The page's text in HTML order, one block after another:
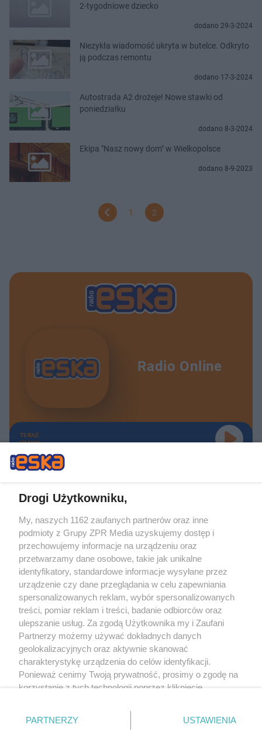
2-tygodniowe dziecko
dodano 29-3-2024
Niezykła wiadomość ukryta w butelce. Odkryto
ją podczas remontu
dodano 17-3-2024
Autostrada A2 drożeje! Nowe stawki od
poniedziałku
dodano 8-3-2024
Ekipa "Nasz nowy dom" w Wielkopolsce
dodano 8-9-2023
1 2
Radio Online
TERAZ
GRAMY
Żaden utwór zamieszczony w serwisie nie może być powielany i
rozpowszechniany lub dalej rozpowszechniany w jakikolwiek sposób (w
tym także elektroniczny lub mechaniczny) na jakimkolwiek polu
eksploatacji w jakiejkolwiek formie, włącznie z umieszczaniem w Internecie
bez pisemnej zgody właściciela praw. Jakiekolwiek użycie lub
wykorzystanie utworów w całości lub w części z naruszeniem prawa, tzn.
bez właściwej zgody, jest zabronione pod groźbą kary i może być ścigane
prawnie.
O nas
Drogi Użytkowniku,
My, naszych 1162 zaufanych partnerów oraz inne
podmioty z Grupy ZPR Media uzyskujemy dostęp i
przechowujemy informacje na urządzeniu oraz
przetwarzamy dane osobowe, takie jak unikalne
identyfikatory, standardowe informacje wysyłane przez
urządzenie czy dane przeglądania w celu zapewniania
spersonalizowanych reklam, wybór spersonalizowanych
treści, pomiar reklam i treści, badanie odbiorców oraz
ulepszanie usług. Za zgodą Użytkownika my i Zaufani
Partnerzy możemy używać dokładnych danych
geolokalizacyjnych oraz aktywnie skanować
charakterystykę urządzenia do celów identyfikacji.
Ponieważ cenimy Twoją prywatność, prosimy o zgodę na
korzystanie z tych technologii poprzez kliknięcie
zmienić/wycofać klikając przycisk ustawień prywatności
znajdujący się w lewym dolnym rogu strony
PARTNERZY USTAWIENIA